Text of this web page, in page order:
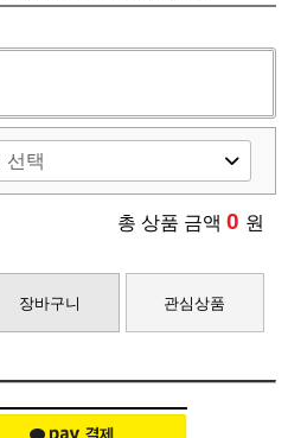
총 상품 금액 0 원
장바구니 관심상품